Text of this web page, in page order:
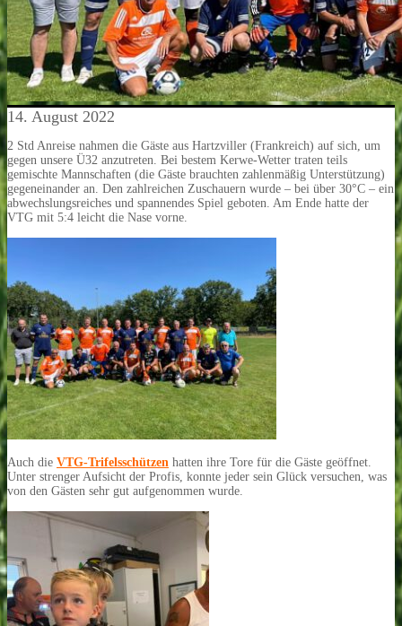
14. August 2022
2 Std Anreise nahmen die Gäste aus Hartzviller (Frankreich) auf sich, um
gegen unsere Ü32 anzutreten. Bei bestem Kerwe-Wetter traten teils
gemischte Mannschaften (die Gäste brauchten zahlenmäßig Unterstützung)
gegeneinander an. Den zahlreichen Zuschauern wurde – bei über 30°C – ein
abwechslungsreiches und spannendes Spiel geboten. Am Ende hatte der
VTG mit 5:4 leicht die Nase vorne.
Auch die VTG-Trifelsschützen hatten ihre Tore für die Gäste geöffnet.
Unter strenger Aufsicht der Profis, konnte jeder sein Glück versuchen, was
von den Gästen sehr gut aufgenommen wurde.